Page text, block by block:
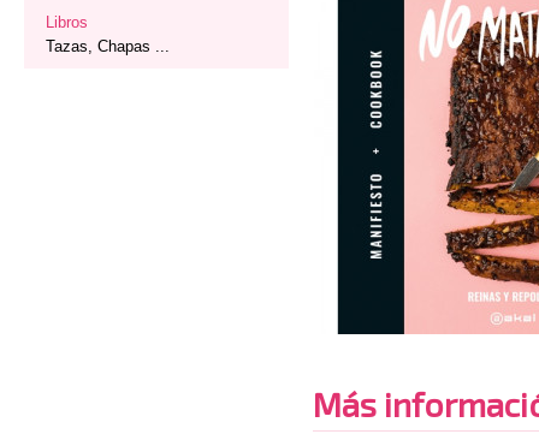
Libros
Tazas, Chapas ...
Más